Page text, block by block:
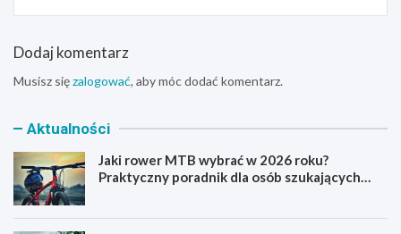
Dodaj komentarz
Musisz sięzalogować, aby móc dodać komentarz.
Aktualności
Jaki rower MTB wybrać w 2026 roku?
Praktyczny poradnik dla osób szukających